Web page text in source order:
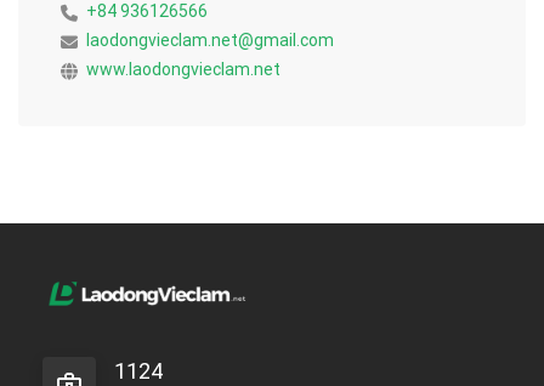
+84 936126566
laodongvieclam.net@gmail.com
www.laodongvieclam.net
1124